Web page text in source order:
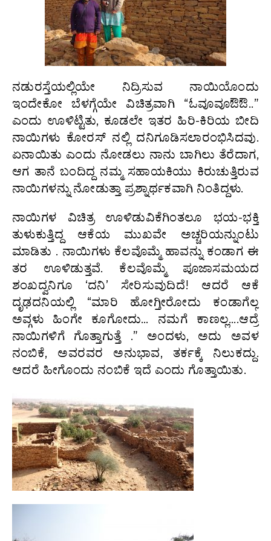
ನಡುರಸ್ತೆಯಲ್ಲಿಯೇ ನಿದ್ರಿಸುವ ನಾಯಿಯೊಂದು
ಇಂದೇಕೋ ಬೆಳಗ್ಗೆಯೇ ವಿಚಿತ್ರವಾಗಿ “ಓವೂವೂಔಔ..”
ಎಂದು ಊಳಿಟ್ಟಿತು, ಕೂಡಲೇ ಇತರ ಹಿರಿ-ಕಿರಿಯ ಬೀದಿ
ನಾಯಿಗಳು ಕೋರಸ್ ನಲ್ಲಿ ದನಿಗೂಡಿಸಲಾರಂಭಿಸಿದವು.
ಏನಾಯಿತು ಎಂದು ನೋಡಲು ನಾನು ಬಾಗಿಲು ತೆರೆದಾಗ,
ಆಗ ತಾನೆ ಬಂದಿದ್ದ ನಮ್ಮ ಸಹಾಯಕಿಯು ಕಿರುಚುತ್ತಿರುವ
ನಾಯಿಗಳನ್ನು ನೋಡುತ್ತಾ ಪ್ರಶ್ನಾರ್ಥಕವಾಗಿ ನಿಂತಿದ್ದಳು.
ನಾಯಿಗಳ ವಿಚಿತ್ರ ಊಳಿಡುವಿಕೆಗಿಂತಲೂ ಭಯ-ಭಕ್ತಿ
ತುಳುಕುತ್ತಿದ್ದ ಆಕೆಯ ಮುಖವೇ ಅಚ್ಚರಿಯನ್ನುಂಟು
ಮಾಡಿತು . ನಾಯಿಗಳು ಕೆಲವೊಮ್ಮೆ ಹಾವನ್ನು ಕಂಡಾಗ ಈ
ತರ ಊಳಿಡುತ್ತವೆ. ಕೆಲವೊಮ್ಮೆ ಪೂಜಾಸಮಯದ
ಶಂಖದ್ವನಿಗೂ ‘ದನಿ’ ಸೇರಿಸುವುದಿದೆ! ಆದರೆ ಆಕೆ
ದೃಢದನಿಯಲ್ಲಿ “ಮಾರಿ ಹೋಗ್ತೀರೋದು ಕಂಡಾಗೆಲ್ಲ
ಅವ್ಗಳು ಹಿಂಗೇ ಕೂಗೋದು… ನಮಗೆ ಕಾಣಲ್ಲ….ಆದ್ರೆ
ನಾಯಿಗಳಿಗೆ ಗೊತ್ತಾಗುತ್ತೆ .” ಅಂದಳು, ಅದು ಅವಳ
ನಂಬಿಕೆ, ಅವರವರ ಅನುಭಾವ, ತರ್ಕಕ್ಕೆ ನಿಲುಕದ್ದು.
ಆದರೆ ಹೀಗೊಂದು ನಂಬಿಕೆ ಇದೆ ಎಂದು ಗೊತ್ತಾಯಿತು.